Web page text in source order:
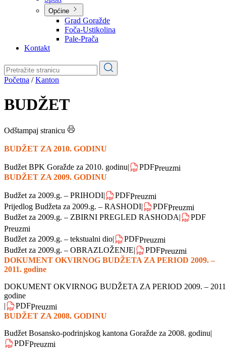
Turizam
Obrazovanje
Općine
Pale-Prača
Kontakt
Početna /Kanton
BUDŽET
BUDŽET ZA 2010. GODINU
Budžet BPK Goražde za 2010. godinu| PDFPreuzmi
BUDŽET ZA 2009. GODINU
Budžet za 2009.g. – PRIHODI | PDF
Prijedlog Budžeta za 2009.g. – RASHODI
Budžet za 2009.g. – ZBIRNI PREGLED RASHODA
Preuzmi
Budžet za 2009.g. – tekstualni dio
DOKUMENT OKVIRNOG BUDŽETA ZA PERIOD 2009. –
2011. godine
DOKUMENT OKVIRNOG BUDŽETA ZA PERIOD 2009. –
|
PDFPreuzmi
BUDŽET ZA 2008. GODINU